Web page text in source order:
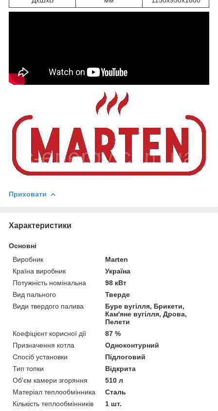
Приховати
Характеристики
Основні
Виробник
Marten
Країна виробник
Україна
Потужність номінальна
98 кВт
Вид пального
Тверде
Види твердого палива
Буре вугілля, Брикети,
Кам'яне вугілля, Дрова,
Пелети
Коефіцієнт корисної дії
87 %
Призначення котла
Одноконтурний
Спосіб установки
Підлоговий
Тип топки
Відкрита
Об'єм камери згоряння
510 л
Матеріал теплообмінника
Сталь
Кількість теплообмінників
1 шт.